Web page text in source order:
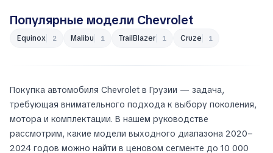
Популярные модели Chevrolet
Equinox 2 Malibu 1 TrailBlazer 1 Cruze 1
Покупка автомобиля Chevrolet в Грузии — задача,
требующая внимательного подхода к выбору поколения,
мотора и комплектации. В нашем руководстве
рассмотрим, какие модели выходного диапазона 2020–
2024 годов можно найти в ценовом сегменте до 10 000